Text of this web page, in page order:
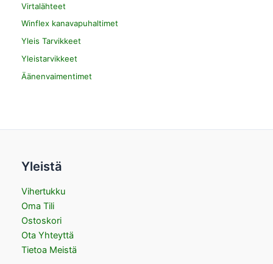
Virtalähteet
Winflex kanavapuhaltimet
Yleis Tarvikkeet
Yleistarvikkeet
Äänenvaimentimet
Yleistä
Vihertukku
Oma Tili
Ostoskori
Ota Yhteyttä
Tietoa Meistä